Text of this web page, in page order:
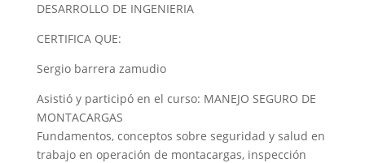
DESARROLLO DE INGENIERIA
CERTIFICA QUE:
Sergio barrera zamudio
Asistió y participó en el curso: MANEJO SEGURO DE
MONTACARGAS
Fundamentos, conceptos sobre seguridad y salud en
trabajo en operación de montacargas, inspección